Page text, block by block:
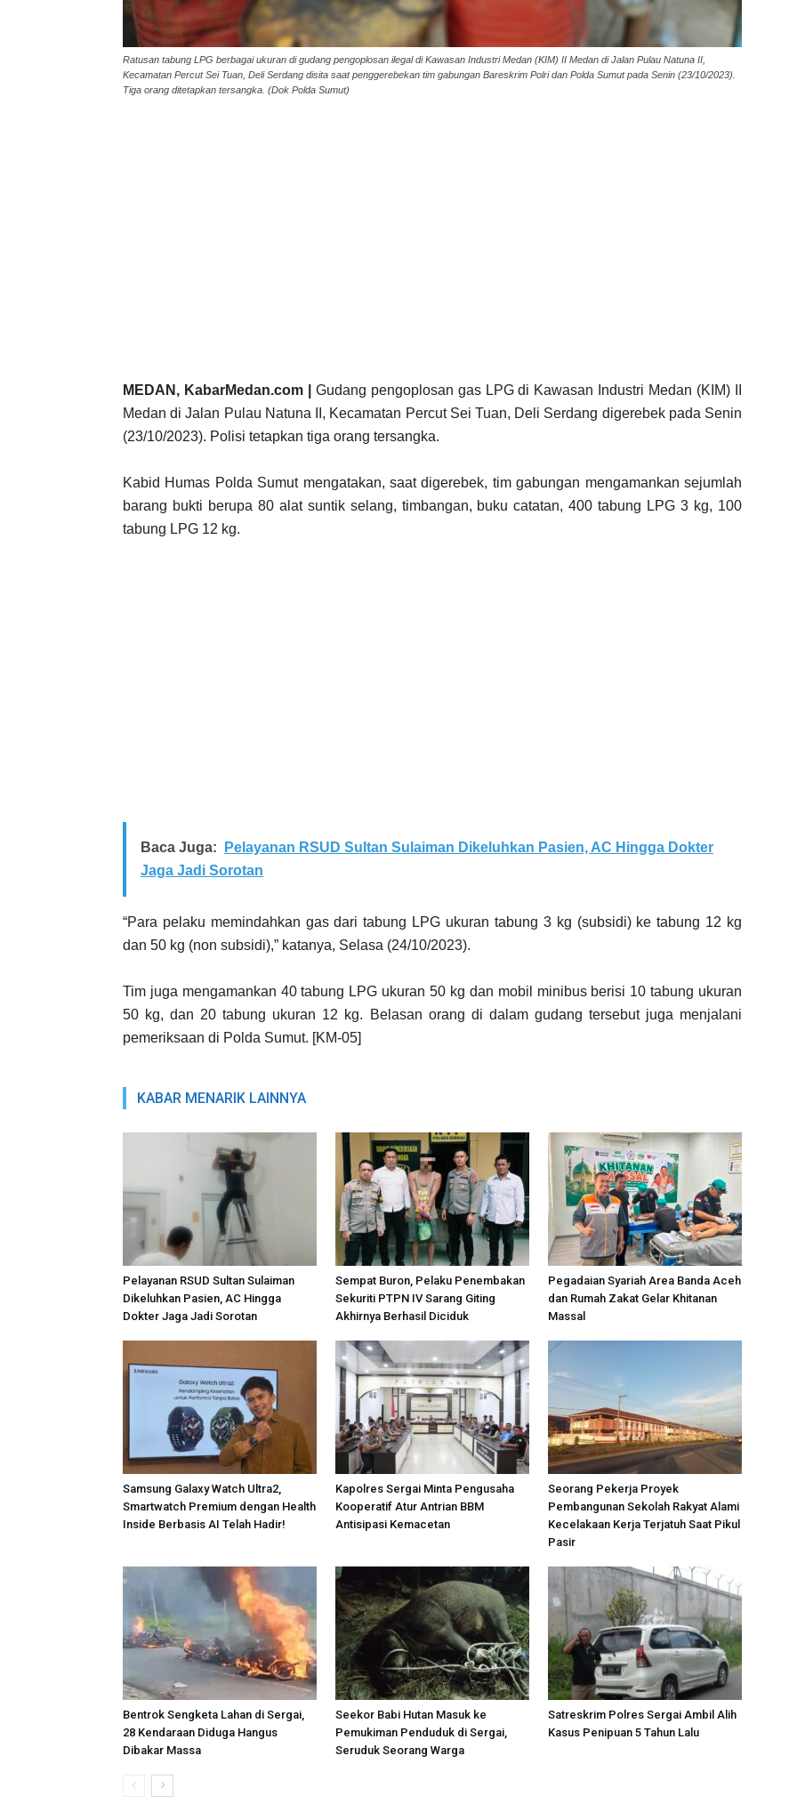
Ratusan tabung LPG berbagai ukuran di gudang pengoplosan ilegal di Kawasan Industri Medan (KIM) II Medan di Jalan Pulau Natuna II,
Kecamatan Percut Sei Tuan, Deli Serdang disita saat penggerebekan tim gabungan Bareskrim Polri dan Polda Sumut pada Senin (23/10/2023).
Tiga orang ditetapkan tersangka. (Dok Polda Sumut)
MEDAN, KabarMedan.com |
Gudang pengoplosan gas LPG di Kawasan Industri Medan (KIM) II
Medan di Jalan Pulau Natuna II, Kecamatan Percut Sei Tuan, Deli Serdang digerebek pada Senin
(23/10/2023). Polisi tetapkan tiga orang tersangka.
Kabid Humas Polda Sumut mengatakan, saat digerebek, tim gabungan mengamankan sejumlah
barang bukti berupa 80 alat suntik selang, timbangan, buku catatan, 400 tabung LPG 3 kg, 100
tabung LPG 12 kg.
Baca Juga:
Pelayanan RSUD Sultan Sulaiman Dikeluhkan Pasien, AC Hingga Dokter
Jaga Jadi Sorotan
“Para pelaku memindahkan gas dari tabung LPG ukuran tabung 3 kg (subsidi) ke tabung 12 kg
dan 50 kg (non subsidi),” katanya, Selasa (24/10/2023).
Tim juga mengamankan 40 tabung LPG ukuran 50 kg dan mobil minibus berisi 10 tabung ukuran
50 kg, dan 20 tabung ukuran 12 kg. Belasan orang di dalam gudang tersebut juga menjalani
pemeriksaan di Polda Sumut. [KM-05]
KABAR MENARIK LAINNYA
Pelayanan RSUD Sultan Sulaiman
Dikeluhkan Pasien, AC Hingga
Dokter Jaga Jadi Sorotan
Sempat Buron, Pelaku Penembakan
Sekuriti PTPN IV Sarang Giting
Akhirnya Berhasil Diciduk
Pegadaian Syariah Area Banda Aceh
dan Rumah Zakat Gelar Khitanan
Massal
Samsung Galaxy Watch Ultra2,
Smartwatch Premium dengan Health
Inside Berbasis AI Telah Hadir!
Kapolres Sergai Minta Pengusaha
Kooperatif Atur Antrian BBM
Antisipasi Kemacetan
Seorang Pekerja Proyek
Pembangunan Sekolah Rakyat Alami
Kecelakaan Kerja Terjatuh Saat Pikul
Pasir
Bentrok Sengketa Lahan di Sergai,
28 Kendaraan Diduga Hangus
Dibakar Massa
Seekor Babi Hutan Masuk ke
Pemukiman Penduduk di Sergai,
Seruduk Seorang Warga
Satreskrim Polres Sergai Ambil Alih
Kasus Penipuan 5 Tahun Lalu